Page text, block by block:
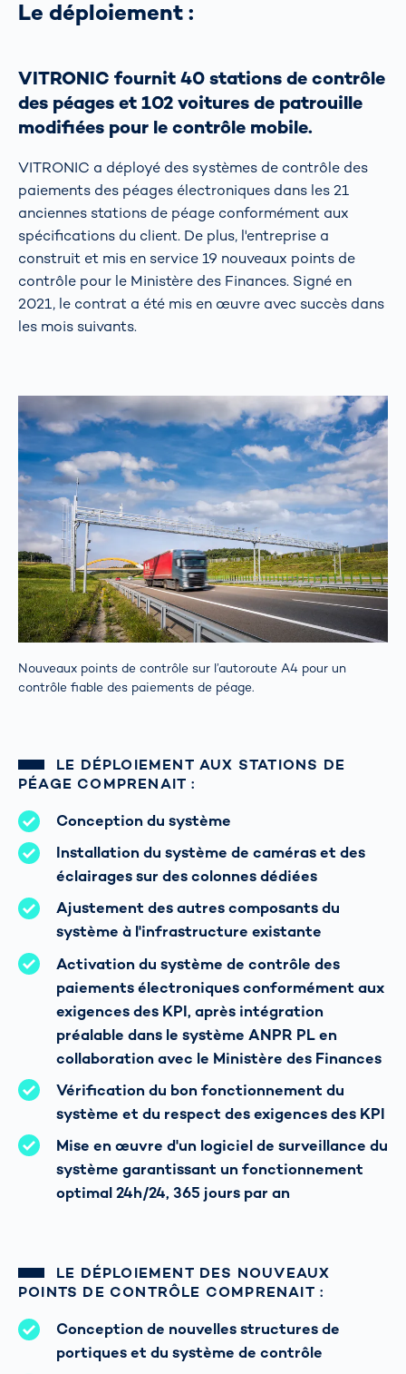
Le déploiement :
VITRONIC fournit 40 stations de contrôle
des péages et 102 voitures de patrouille
modifiées pour le contrôle mobile.
VITRONIC a déployé des systèmes de contrôle des
paiements des péages électroniques dans les 21
anciennes stations de péage conformément aux
spécifications du client. De plus, l'entreprise a
construit et mis en service 19 nouveaux points de
contrôle pour le Ministère des Finances. Signé en
2021, le contrat a été mis en œuvre avec succès dans
les mois suivants.
Nouveaux points de contrôle sur l’autoroute A4 pour un
contrôle fiable des paiements de péage.
LE DÉPLOIEMENT AUX STATIONS DE
PÉAGE COMPRENAIT :
Conception du système
Installation du système de caméras et des
éclairages sur des colonnes dédiées
Ajustement des autres composants du
système à l'infrastructure existante
Activation du système de contrôle des
paiements électroniques conformément aux
exigences des KPI, après intégration
préalable dans le système ANPR PL en
collaboration avec le Ministère des Finances
Vérification du bon fonctionnement du
système et du respect des exigences des KPI
Mise en œuvre d'un logiciel de surveillance du
système garantissant un fonctionnement
optimal 24h/24, 365 jours par an
LE DÉPLOIEMENT DES NOUVEAUX
POINTS DE CONTRÔLE COMPRENAIT :
Conception de nouvelles structures de
portiques et du système de contrôle